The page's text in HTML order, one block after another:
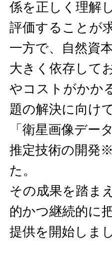
係を正しく理解
評価することが
一方で、自然資
大きく依存して
やコストがかか
題の解決に向け
「衛星画像デー
推定技術の開発
た。
その成果を踏ま
的かつ継続的に
提供を開始しま